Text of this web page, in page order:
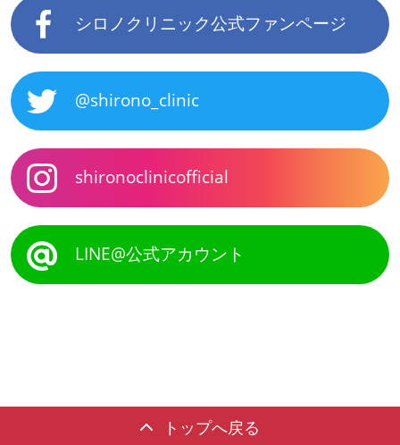
シロノクリニック公式ファンページ
@shirono_clinic
shironoclinicofficial
LINE@公式アカウント
トップへ戻る